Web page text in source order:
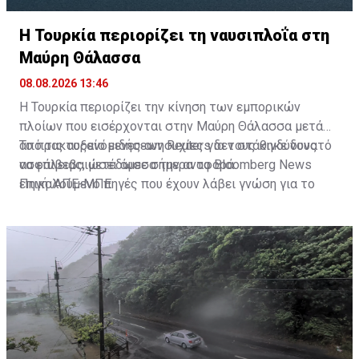
Η Τουρκία περιορίζει τη ναυσιπλοΐα στη
Μαύρη Θάλασσα
08.08.2026 13:46
Η Τουρκία περιορίζει την κίνηση των εμπορικών
πλοίων που εισέρχονται στην Μαύρη Θάλασσα μετά
από τις αυξανόμενες ανησυχίες για τους κινδύνους
ασφάλειας, μετέδωσε σήμερα το Bloomberg News
επικαλούμενο πηγές που έχουν λάβει γνώση για το
Το πρακτορείο ειδήσεων Reuters δεν στάθηκε δυνατό
να επιβεβαιώσει άμεσα την αναφορά.
Πηγή: ΑΠΕ-ΜΠΕ